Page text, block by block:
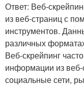
Ответ: Веб-
из веб-страниц с
инструментов.
различных
Веб-скрейпинг
информации из веб-
социальные сети,